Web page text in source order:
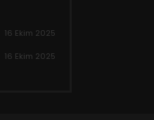
16 Ekim 2025
16 Ekim 2025